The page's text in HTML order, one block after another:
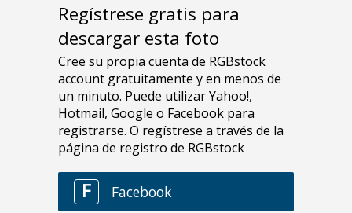
Regístrese gratis para
descargar esta foto